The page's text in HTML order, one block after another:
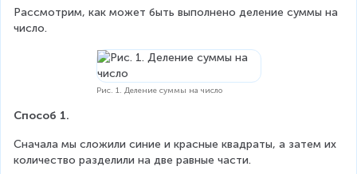
2
=
5
Рассмотрим, как может быть выполнено деление суммы на
число.
Рис. 1. Деление суммы на число
Способ 1.
Сначала мы сложили синие и красные квадраты, а затем их
количество разделили на две равные части.